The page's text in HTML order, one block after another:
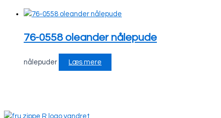
76-0558 oleander nålepude
nålepuder Læs mere